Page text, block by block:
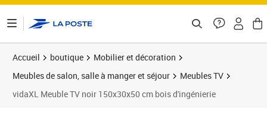
Accueil boutique
Mobilier et décoration
Meubles de salon, salle à manger et séjour
Meubles TV
vidaXL Meuble TV noir 150x30x50 cm bois d'ingénierie